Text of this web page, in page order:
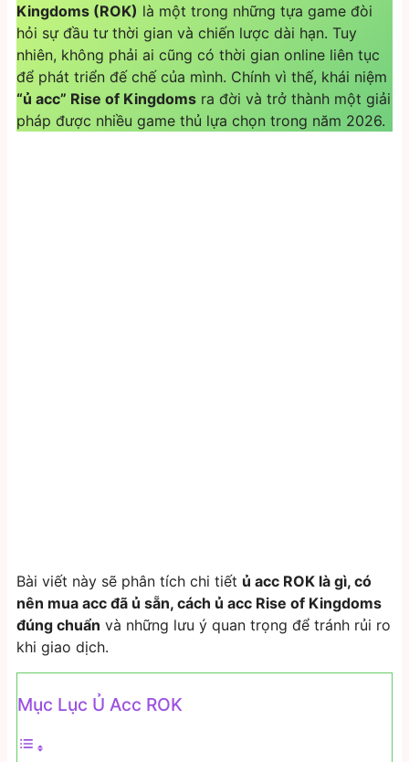
Kingdoms (ROK) là một trong những tựa game đòi
hỏi sự đầu tư thời gian và chiến lược dài hạn. Tuy
nhiên, không phải ai cũng có thời gian online liên tục
để phát triển đế chế của mình. Chính vì thế, khái niệm
“ủ acc” Rise of Kingdoms ra đời và trở thành một giải
pháp được nhiều game thủ lựa chọn trong năm 2026.
Bài viết này sẽ phân tích chi tiết ủ acc ROK là gì, có
nên mua acc đã ủ sẵn, cách ủ acc Rise of Kingdoms
đúng chuẩn và những lưu ý quan trọng để tránh rủi ro
khi giao dịch.
Mục Lục Ủ Acc ROK